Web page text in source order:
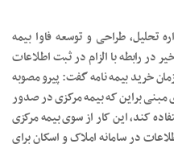
تحلیل، طراحی و توسعه فاوا بیمه
در رابطه با الزام در ثبت اطلاعات
خرید بیمه نامه گفت: پیرو مصوبه
تعامل پذیری مبنی براین که بیمه مرکزی در صدور
کند، این کار از سوی بیمه مرکزی
در سامانه املاک و اسکان برای